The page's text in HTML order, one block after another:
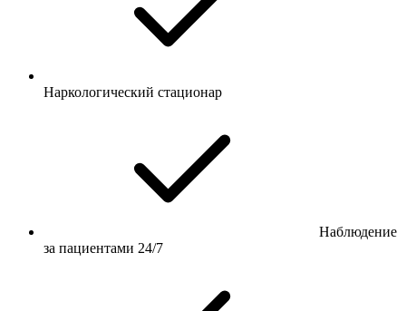
Наркологический стационар
Наблюдение
за пациентами 24/7